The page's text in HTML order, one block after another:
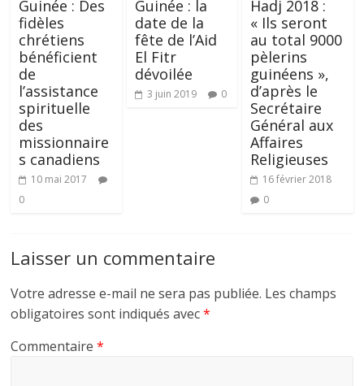
Guinée : Des
fidèles
chrétiens
bénéficient
de
l’assistance
spirituelle
des
missionnaire
s canadiens
10 mai 2017
0
Guinée : la
date de la
fête de l’Aid
El Fitr
dévoilée
3 juin 2019 0
Hadj 2018 :
« Ils seront
au total 9000
pèlerins
guinéens »,
d’après le
Secrétaire
Général aux
Affaires
Religieuses
16 février 2018
0
Laisser un commentaire
Votre adresse e-mail ne sera pas publiée. Les champs
obligatoires sont indiqués avec*
Commentaire*